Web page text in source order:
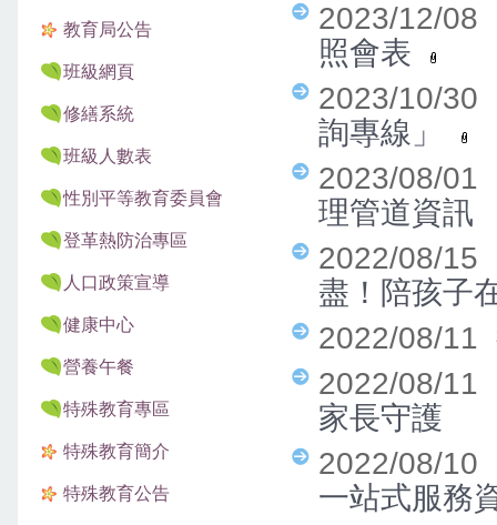
教育局公告
班級網頁
修繕系統
班級人數表
性別平等教育委員會
登革熱防治專區
人口政策宣導
健康中心
營養午餐
特殊教育專區
特殊教育簡介
特殊教育公告
2023/12/
照會表
2023/10/30
詢專線」
2023/08/
理管道資訊
2022/08/
盡！陪孩子
2022/08/11
2022/08/
家長守護
2022/08/
一站式服務